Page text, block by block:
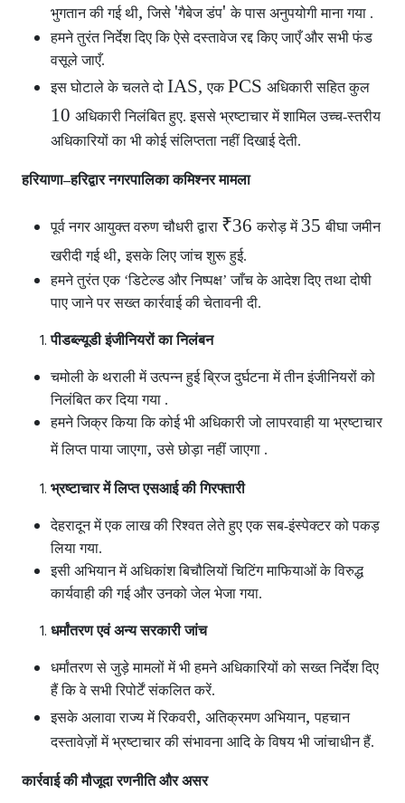
भुगतान की गई थी,जिसे 'गैबेज डंप'के पास अनुपयोगी माना गया .
हमने तुरंत निर्देश दिए कि ऐसे दस्तावेज रद्द किए जाएँ और सभी फंड
वसूले जाएँ.
इस घोटाले के चलते दो IAS,एकPCS अधिकारी सहित कुल
10 अधिकारी निलंबित हुए. इससे भ्रष्टाचार में शामिल उच्च-स्तरीय
अधिकारियों का भी कोई संलिप्तता नहीं दिखाई देती.
हरियाणा–हरिद्वार नगरपालिका कमिश्नर मामला
पूर्व नगर आयुक्त वरुण चौधरी द्वारा ₹36करोड़ में 35बीघा जमीन
खरीदी गई थी,इसके लिए जांच शुरू हुई.
हमने तुरंत एक ‘डिटेल्ड और निष्पक्ष’ जाँच के आदेश दिए तथा दोषी
पाए जाने पर सख्त कार्रवाई की चेतावनी दी.
पीडब्ल्यूडी इंजीनियरों का निलंबन
चमोली के थराली में उत्पन्न हुई ब्रिज दुर्घटना में तीन इंजीनियरों को
निलंबित कर दिया गया .
हमने जिक्र किया कि कोई भी अधिकारी जो लापरवाही या भ्रष्टाचार
में लिप्त पाया जाएगा,उसे छोड़ा नहीं जाएगा .
भ्रष्टाचार में लिप्त एसआई की गिरफ्तारी
देहरादून में एक लाख की रिश्वत लेते हुए एक सब-इंस्पेक्टर को पकड़
लिया गया.
इसी अभियान में अधिकांश बिचौलियों चिटिंग माफियाओं के विरुद्ध
कार्यवाही की गई और उनको जेल भेजा गया.
धर्मांतरण एवं अन्य सरकारी जांच
धर्मांतरण से जुड़े मामलों में भी हमने अधिकारियों को सख्त निर्देश दिए
हैं कि वे सभी रिपोर्टें संकलित करें.
इसके अलावा राज्य में रिकवरी, अतिक्रमण अभियान,पहचान
दस्तावेज़ों में भ्रष्टाचार की संभावना आदि के विषय भी जांचाधीन हैं.
कार्रवाई की मौजूदा रणनीति और असर